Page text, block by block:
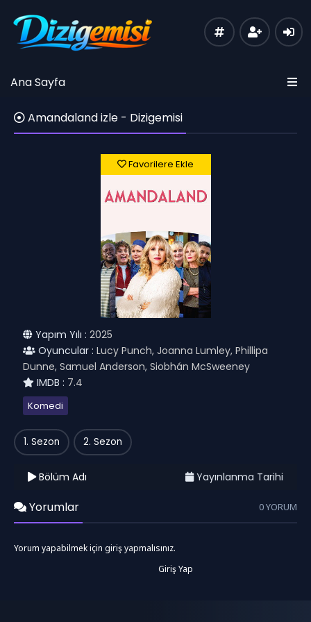
Ana Sayfa
Amandaland izle - Dizigemisi
Favorilere Ekle
Yapım Yılı : 2025
Oyuncular : Lucy Punch, Joanna Lumley, Phillipa
Dunne, Samuel Anderson, Siobhán McSweeney
IMDB : 7.4
Komedi
1. Sezon 2. Sezon
Bölüm Adı Yayınlanma Tarihi
Yorumlar 0 YORUM
Yorum yapabilmek için giriş yapmalısınız.
Giriş Yap